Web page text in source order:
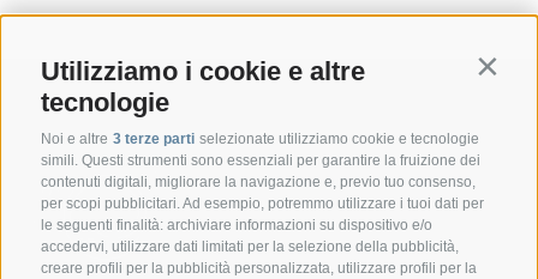
Utilizziamo i cookie e altre
tecnologie
Noi e altre 3 terze parti selezionate utilizziamo cookie e tecnologie
simili. Questi strumenti sono essenziali per garantire la fruizione dei
contenuti digitali, migliorare la navigazione e, previo tuo consenso,
per scopi pubblicitari. Ad esempio, potremmo utilizzare i tuoi dati per
le seguenti finalità: archiviare informazioni su dispositivo e/o
accedervi, utilizzare dati limitati per la selezione della pubblicità,
creare profili per la pubblicità personalizzata, utilizzare profili per la